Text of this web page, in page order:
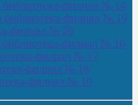
библиотека-филиал № 14
библиотека-филиал № 19
филиал № 20
библиотека-филиал № 16
филиал № 17
филиал № 18
филиал № 10